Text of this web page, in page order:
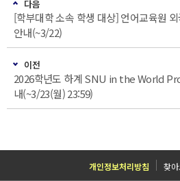
다음
[학부대학 소속 학생 대상] 언어교육원
안내(~3/22)
이전
2026학년도 하계 SNU in the World
내(~3/23(월) 23:59)
개인정보처리방침 찾